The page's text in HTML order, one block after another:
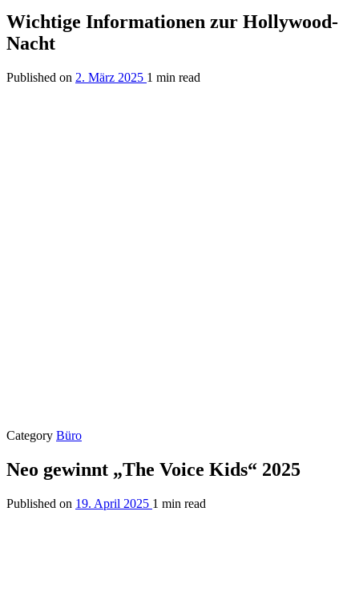
Wichtige Informationen zur Hollywood-
Nacht
Published on 2. März 2025 1 min read
Category Büro
Neo gewinnt „The Voice Kids“ 2025
Published on 19. April 2025 1 min read